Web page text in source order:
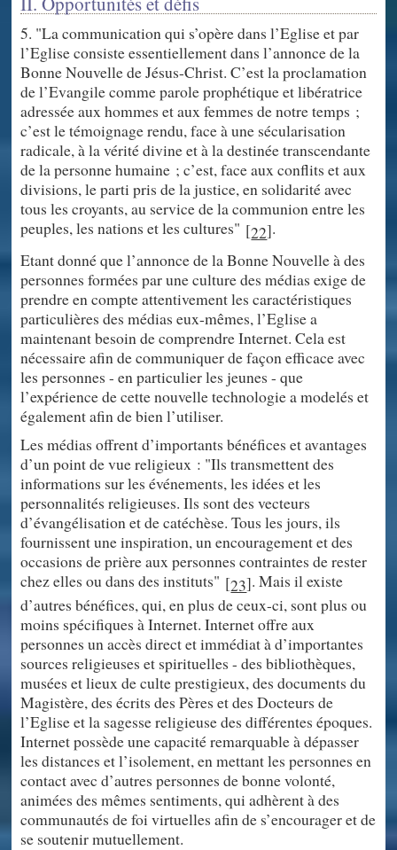
5. "La communication qui s’opère dans l’Eglise et par
l’Eglise consiste essentiellement dans l’annonce de la
Bonne Nouvelle de Jésus-Christ. C’est la proclamation
de l’Evangile comme parole prophétique et libératrice
adressée aux hommes et aux femmes de notre temps ;
c’est le témoignage rendu, face à une sécularisation
radicale, à la vérité divine et à la destinée transcendante
de la personne humaine ; c’est, face aux conflits et aux
divisions, le parti pris de la justice, en solidarité avec
tous les croyants, au service de la communion entre les
peuples, les nations et les cultures" [22].
Etant donné que l’annonce de la Bonne Nouvelle à des
personnes formées par une culture des médias exige de
prendre en compte attentivement les caractéristiques
particulières des médias eux-mêmes, l’Eglise a
maintenant besoin de comprendre Internet. Cela est
nécessaire afin de communiquer de façon efficace avec
les personnes - en particulier les jeunes - que
l’expérience de cette nouvelle technologie a modelés et
également afin de bien l’utiliser.
Les médias offrent d’importants bénéfices et avantages
d’un point de vue religieux : "Ils transmettent des
informations sur les événements, les idées et les
personnalités religieuses. Ils sont des vecteurs
d’évangélisation et de catéchèse. Tous les jours, ils
fournissent une inspiration, un encouragement et des
occasions de prière aux personnes contraintes de rester
chez elles ou dans des instituts" [23]. Mais il existe
d’autres bénéfices, qui, en plus de ceux-ci, sont plus ou
moins spécifiques à Internet. Internet offre aux
personnes un accès direct et immédiat à d’importantes
sources religieuses et spirituelles - des bibliothèques,
musées et lieux de culte prestigieux, des documents du
Magistère, des écrits des Pères et des Docteurs de
l’Eglise et la sagesse religieuse des différentes époques.
Internet possède une capacité remarquable à dépasser
les distances et l’isolement, en mettant les personnes en
contact avec d’autres personnes de bonne volonté,
animées des mêmes sentiments, qui adhèrent à des
communautés de foi virtuelles afin de s’encourager et de
se soutenir mutuellement.